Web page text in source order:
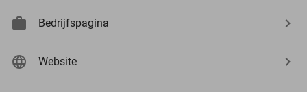
Bedrijfspagina
Website